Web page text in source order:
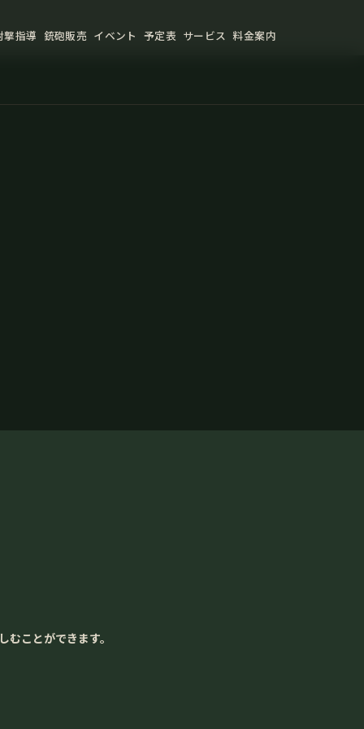
撃指導 銃砲販売 イベント 予定表 サービス 料金案内
ことができます。